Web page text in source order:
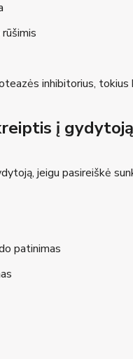
inhibitorius, tokius
į
jeigu pasireiškė
patinimas